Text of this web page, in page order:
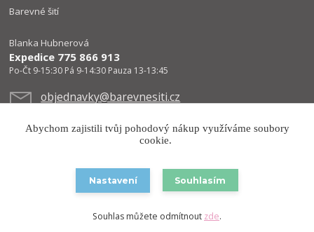
Barevné šití
Blanka Hubnerová
Expedice 775 866 913
Po-Čt 9-15:30 Pá 9-14:30 Pauza 13-13:45
objednavky@barevnesiti.cz
Vytvořeno na
Eshop-rychle.cz
Abychom zajistili tvůj pohodový nákup využíváme soubory
cookie.
Nastavení Souhlasím
Souhlas můžete odmítnout zde.